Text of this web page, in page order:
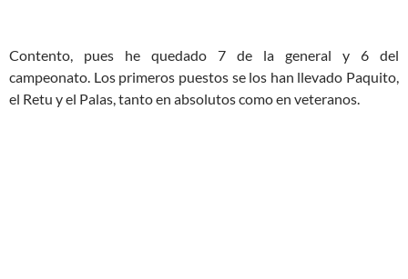
Contento, pues he quedado 7 de la general y 6 del
campeonato. Los primeros puestos se los han llevado Paquito,
el Retu y el Palas, tanto en absolutos como en veteranos.